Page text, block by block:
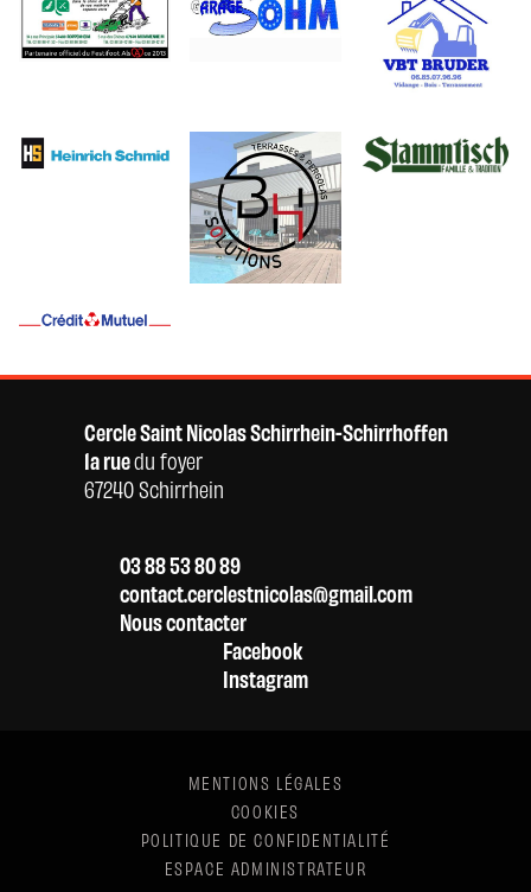
Cercle Saint Nicolas Schirrhein-Schirrhoffen
1a ruedu foyer
67240 Schirrhein
03 88 53 80 89
contact.cerclestnicolas@gmail.com
Nous contacter
Facebook
Instagram
MENTIONS LÉGALES
COOKIES
POLITIQUE DE CONFIDENTIALITÉ
ESPACE ADMINISTRATEUR